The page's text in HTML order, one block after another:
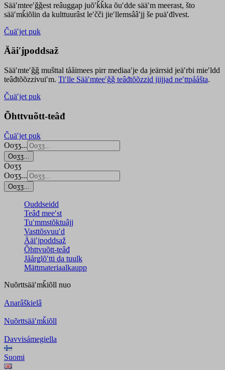
Sääʹmteeʹǧǧest reâuggap juõʹǩǩka õuʹdde sääʹm meerast, što
sääʹmǩiõlin da kulttuurâst leʹčči jieʹllemsââʹjj še puäʹđlvest.
Čuäʹjet puk
Ääiʹjpoddsaž
Sääʹmteʹǧǧ mušttal tååimees pirr mediaaʹje da jeärrsid jeäʹrbi mieʹldd
teâđtõõzzivuiʹm. Tiʹlle Sääʹmteeʹǧǧ teâđtõõzzid jiijjad neʹttpååšta.
Čuäʹjet puk
Õhttvuõtt-teâđ
Čuäʹjet puk
Ooʒʒ...
Ooʒʒ...
Ooʒʒ
Ooʒʒ...
Ooʒʒ...
Ouddseidd
Teâđ meeʹst
Tuʹmmstõktuâjj
Vasttõsvuuʹd
Ääiʹjpoddsaž
Õhttvuõtt-teâđ
Jåårǥlõʹtti da tuulk
Mättmateriaalkaupp
Nuõrttsääʹmǩiõll nuo
Anarâškielâ
Nuõrttsääʹmǩiõll
Davvisámegiella
Suomi